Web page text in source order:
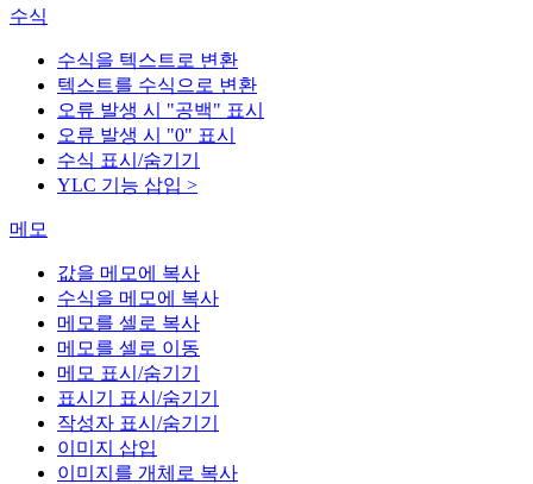
수식
수식을 텍스트로 변환
텍스트를 수식으로 변환
오류 발생 시 "공백" 표시
오류 발생 시 "0" 표시
수식 표시/숨기기
YLC 기능 삽입 >
메모
값을 메모에 복사
수식을 메모에 복사
메모를 셀로 복사
메모를 셀로 이동
메모 표시/숨기기
표시기 표시/숨기기
작성자 표시/숨기기
이미지 삽입
이미지를 개체로 복사